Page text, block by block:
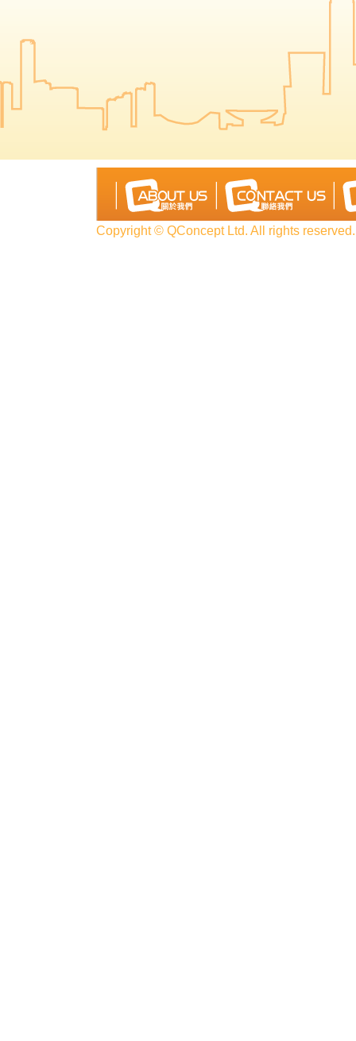
Copyright © QConcept Ltd. All rights reserved.